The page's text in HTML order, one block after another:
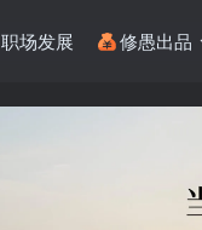
职场发展 修愚出品